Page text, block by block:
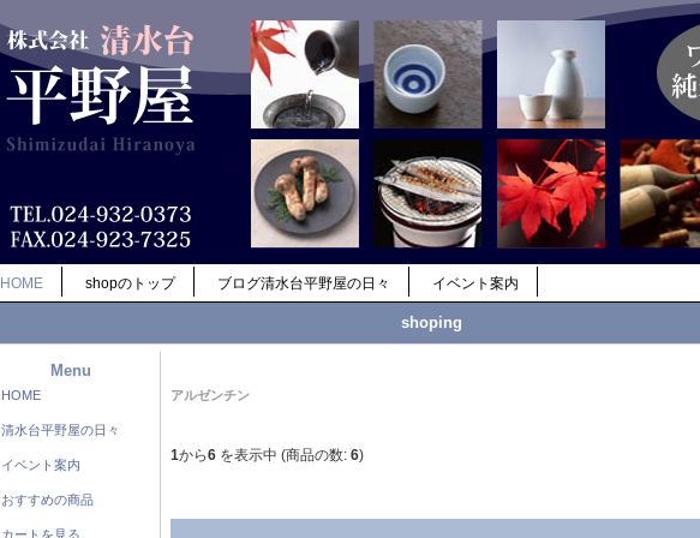
HOME shopのトップ ブログ清水台平野屋の日々 イベント案内
shoping
Menu
HOME
清水台平野屋の日々
イベント案内
おすすめの商品
カートを見る
アルゼンチン
1から6 を表示中 (商品の数: 6)